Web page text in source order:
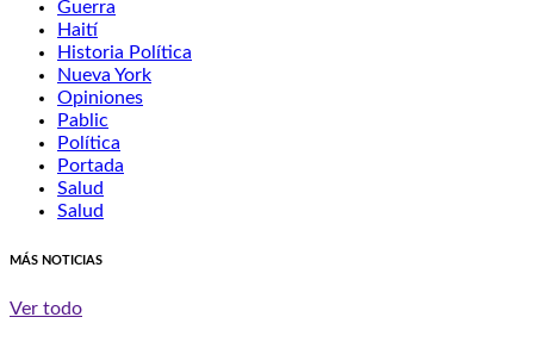
Guerra
Haití
Historia Política
Nueva York
Opiniones
Pablic
Política
Portada
Salud
Salud
MÁS NOTICIAS
Ver todo